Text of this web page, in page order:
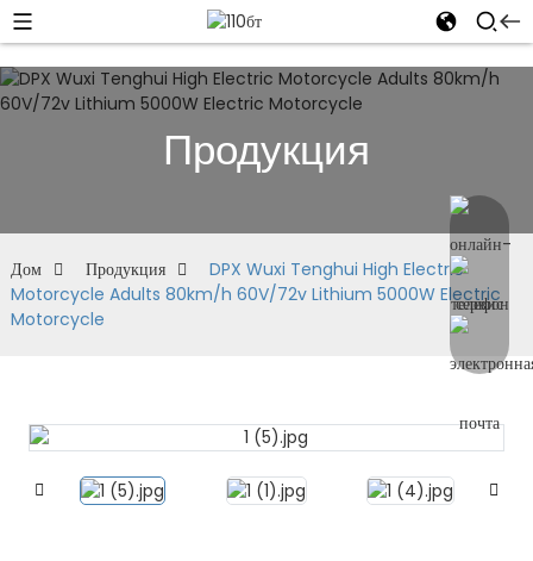
Продукция
Дом Продукция
DPX Wuxi Tenghui High Electric
Motorcycle Adults 80km/h 60V/72v Lithium 5000W Electric
Motorcycle